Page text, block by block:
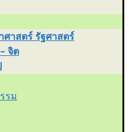
ศาสตร์ รัฐศาสตร์
จิต
รม